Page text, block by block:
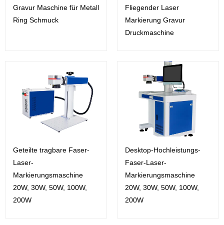
Gravur Maschine für Metall
Ring Schmuck
Fliegender Laser
Markierung Gravur
Druckmaschine
Geteilte tragbare Faser-
Laser-
Markierungsmaschine
20W, 30W, 50W, 100W,
200W
Desktop-Hochleistungs-
Faser-Laser-
Markierungsmaschine
20W, 30W, 50W, 100W,
200W